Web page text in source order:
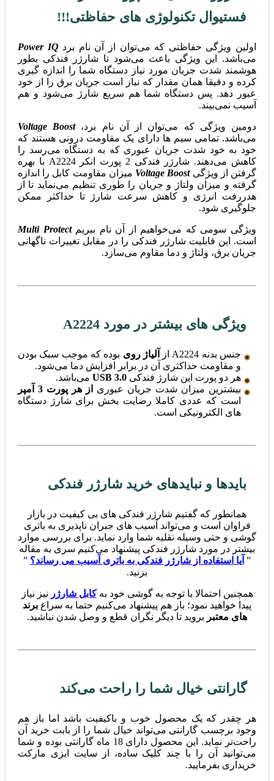
فستیوال تکنولوژی های حفاظتی!!!
اولین ویژگی حفاظتی که می‌توان از آن نام برد Power IQ
می‌باشد. این ویژگی باعث می‌شود تا شارژر فندکی بطور
هوشمند شدت جریان مورد نیاز دستگاه شما را اندازه گیری
کرده و دقیقا همان مقدار که نیاز است جریان برق را از خود
عبور دهد. پس دستگاه شما هم سریع شارژ می‌شود و هم
آسیب نمی‌بیند.
دومین ویژگی که می‌توان از آن نام برد،Voltage Boost
می‌باشد. تمامی سیم ها دارای یک مقاومت درونی هستند که
خود به خود شدت جریان عبوری که به دستگاه می‌رسد را
کاهش می‌دهند. شارژر فندکی 2 پورت انکر A2224 با بهره
گرفتن از ویژگیVoltage Boost میزان مقاومت کابل را اندازه
گرفته و میزان ولتاژ و جریان را طوری تنظیم می‌نماید تا از
هدررفت انرژی و کاهش سرعت شارژ تا حداکثر ممکن
جلوگیری شود.
ویژگی سومی که می‌خواهیم از آن نام ببریمMulti Protect
است. این قابلیت شارژر فندکی را در مقابل تغییرات ناگهانی
جریان برق، ولتاژ و دما مقاوم می‌سازد.
ویژگی های بیشتر در مورد A2224
جنس بدنه A2224 از آلیاژ روی بوده که موجب سبک بودن
و مقاومت حداکثری آن در برابر افزایش دما می‌شود.
هر دو پورت این شارژ فندکی USB 3.0 می‌باشد.
بیشترین میزان شدت جریان عبوری
از هر پورت 3 آمپر
است که عددی کاملا رضایت بخش برای شارژ دستگاه
های الکترونیکی است.
باید‌ها و نباید‌های خرید شارژر فندکی
همانطور که گفتیم شارژر فندکی های بی کیفیت در بازار
فراوان است و می‌تواند آسیب های جبران ناپذیری به باتری
گوشی و حتی وسیله نقلیه شما وارد نماید. برای بررسی موارد
بیشتر در مورد شارژر فندکی پیشنهاد می‌کنیم سری به مقاله
” آیا استفاده از شارژر فندکی به باتری آسیب می ‌رساند؟ ”
بزنید.
همچنین احتمالا با توجه به گوشی خود بهکابل شارژر نیز نیاز
پیدا خواهید نمود؛ باز هم پیشنهاد می‌کنیم حتما به سراغ برند
های معتبر بروید تا دیگر نگران قطع و وصل شدن نباشید.
گارانتی خیال شما را راحت می‌کند
هر چقدر که یک محصول خوب و باکیفیت باشد اما باز هم
وجود برچسب گارانتی می‌تواند خیال شما را از بابت خرید آن
راحت‌تر نماید. این محصول دارای 18 ماه گارانتی بوده و شما
می‌توانید آن را با چند کلیک ساده، از سایت ایزی مارکت
خریداری بفرمایید.